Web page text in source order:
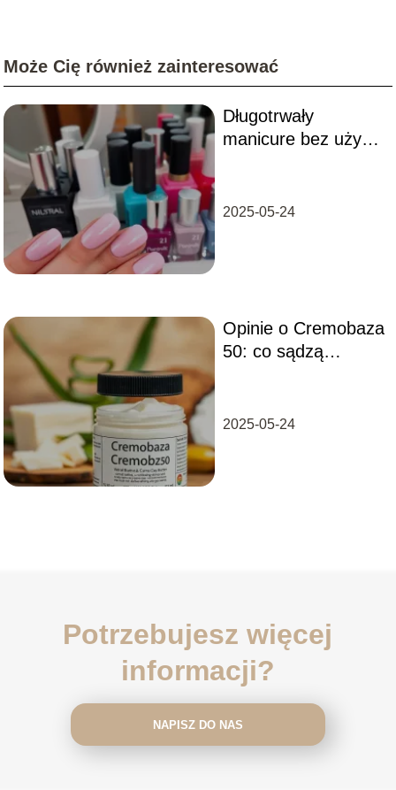
Może Cię również zainteresować
Długotrwały
manicure bez użycia
propozycje
2025-05-24
Opinie o Cremobaza
50: co sądzą
produktu?
2025-05-24
Potrzebujesz więcej
informacji?
NAPISZ DO NAS